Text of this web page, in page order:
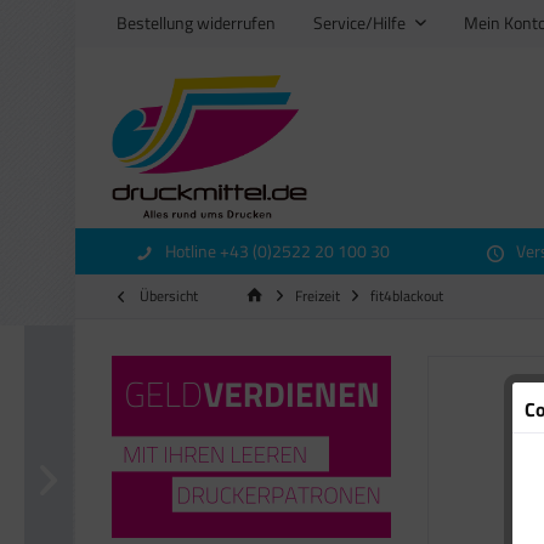
Bestellung widerrufen Service/Hilfe Mein
Hotline +43 (0)2522 20 100 30
Übersicht Freizeit fit4blackout